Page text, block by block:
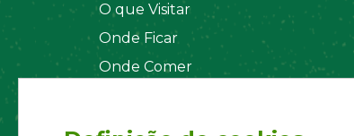
O que Visitar
Onde Ficar
Onde Comer